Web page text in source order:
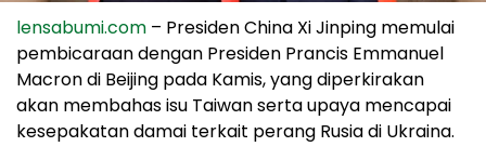
lensabumi.com – Presiden China Xi Jinping memulai
pembicaraan dengan Presiden Prancis Emmanuel
Macron di Beijing pada Kamis, yang diperkirakan
akan membahas isu Taiwan serta upaya mencapai
kesepakatan damai terkait perang Rusia di Ukraina.